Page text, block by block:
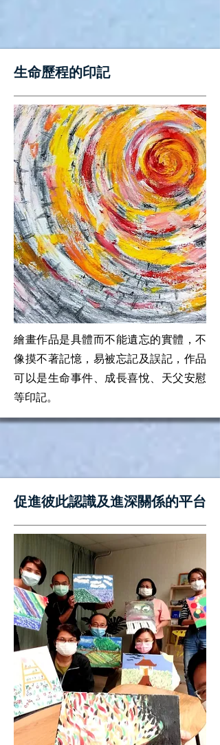
​生命歷程的印記
繪畫作品是具體而不能遺忘的實體，不
像摸不著記憶，易被忘記及誤記，作品
可以是生命事件、成長喜悅、天父安慰
等印記。
​促進彼此認識及進深關係的平台